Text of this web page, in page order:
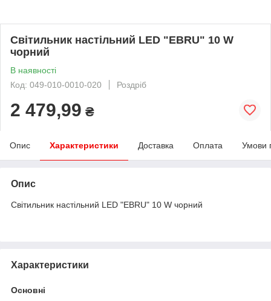
Світильник настільний LED "EBRU" 10 W
чорний
В наявності
Код: 049-010-0010-020
Роздріб
2 479,99 ₴
Опис Характеристики Доставка Оплата Умови
Опис
Світильник настільний LED "EBRU" 10 W чорний
Характеристики
Основні